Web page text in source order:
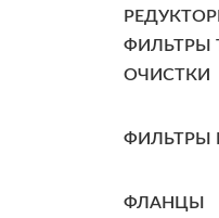
ФИЛЬТРЫ
ОЧИСТКИ
ФИЛЬТРЫ
ФЛАНЦЫ